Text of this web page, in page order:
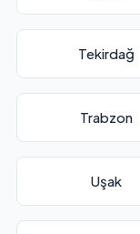
Tekirdağ
Trabzon
Uşak